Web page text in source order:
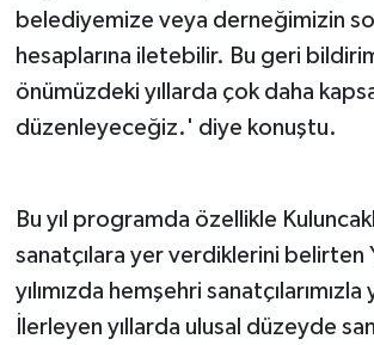
belediyemize veya derneğimizin
hesaplarına iletebilir. Bu geri
önümüzdeki yıllarda çok daha
düzenleyeceğiz.' diye konuştu.
Bu yıl programda özellikle
sanatçılara yer verdiklerini belirten
yılımızda hemşehri sanatçılarımızla
İlerleyen yıllarda ulusal düzeyde